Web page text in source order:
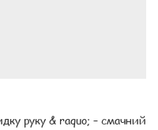
руку & raquo; – смачний